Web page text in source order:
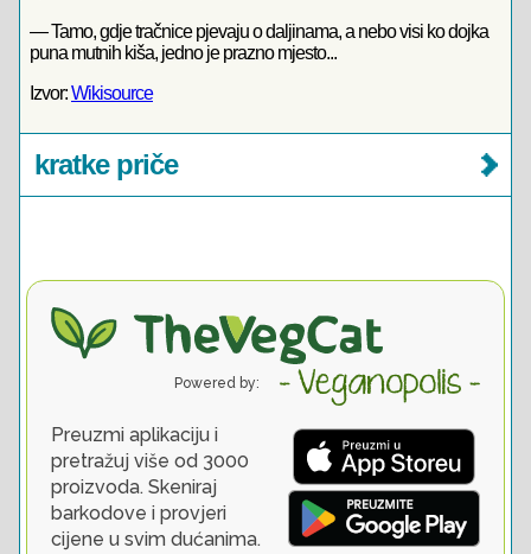
— Tamo, gdje tračnice pjevaju o daljinama, a nebo visi ko dojka
puna mutnih kiša, jedno je prazno mjesto...
Izvor:Wikisource
kratke priče